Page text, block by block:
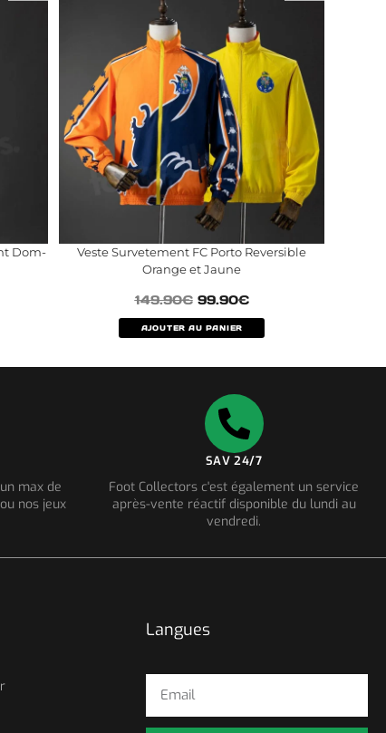
Dom-
Veste Survetement FC Porto Reversible
Orange et Jaune
149.90€ 99.90€
AJOUTER AU PANIER
max de
nos jeux
SAV 24/7
Foot Collectors c'est également un service
après-vente réactif disponible du lundi au
vendredi.
Langues